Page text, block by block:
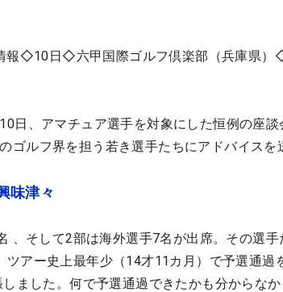
報◇10日◇六甲国際ゴルフ倶楽部（兵庫県）
日、アマチュア選手を対象にした恒例の座談
ゴルフ界を担う若き選手たちにアドバイスを
味津々
、そして2部は海外選手7名が出席。その選手
アー史上最年少（14才11カ月）で予選通過
ました。何で予選通過できたかも分からな